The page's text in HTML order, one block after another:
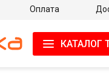
Оплата
КАТАЛОГ